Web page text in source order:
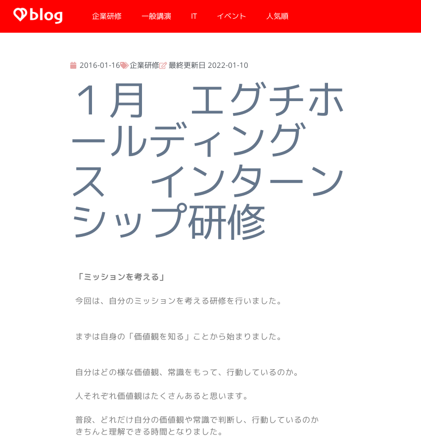
企業研修 一般講演 IT イベント 人気順
2016-01-16 企業研修 最終更新日 2022-01-10
１月 エグチホ
ールディング
ス インターン
シップ研修
「ミッションを考える」
今回は、自分のミッションを考える研修を行いました。
まずは自身の「価値観を知る」ことから始まりました。
自分はどの様な価値観、常識をもって、行動しているのか。
人それぞれ価値観はたくさんあると思います。
普段、どれだけ自分の価値観や常識で判断し、行動しているのか
きちんと理解できる時間となりました。